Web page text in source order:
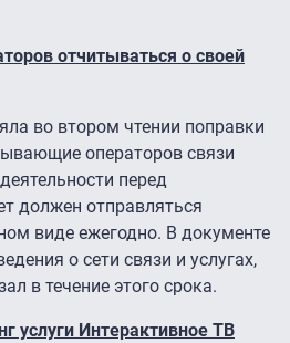
отчитываться о своей
во втором чтении поправки
операторов связи
перед
должен отправляться
виде ежегодно. В документе
о сети связи и услугах,
в течение этого срока.
услуги Интерактивное ТВ